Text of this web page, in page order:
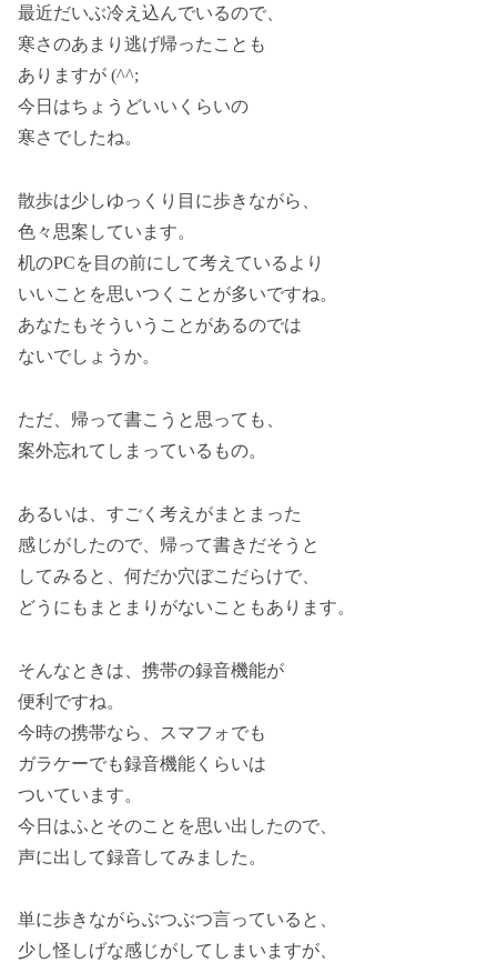
最近だいぶ冷え込んでいるので、
寒さのあまり逃げ帰ったことも
ありますが (^^;
今日はちょうどいいくらいの
寒さでしたね。
散歩は少しゆっくり目に歩きながら、
色々思案しています。
机のPCを目の前にして考えているより
いいことを思いつくことが多いですね。
あなたもそういうことがあるのでは
ないでしょうか。
ただ、帰って書こうと思っても、
案外忘れてしまっているもの。
あるいは、すごく考えがまとまった
感じがしたので、帰って書きだそうと
してみると、何だか穴ぼこだらけで、
どうにもまとまりがないこともあります。
そんなときは、携帯の録音機能が
便利ですね。
今時の携帯なら、スマフォでも
ガラケーでも録音機能くらいは
ついています。
今日はふとそのことを思い出したので、
声に出して録音してみました。
単に歩きながらぶつぶつ言っていると、
少し怪しげな感じがしてしまいますが、